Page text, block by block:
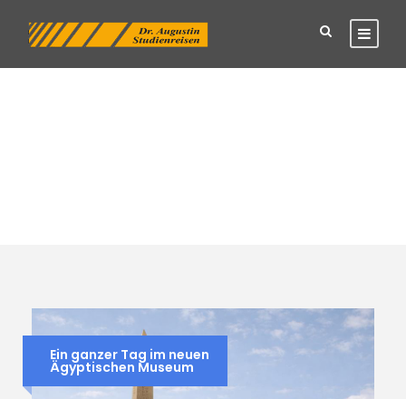
Ein ganzer Tag im neuen
Ägyptischen Museum